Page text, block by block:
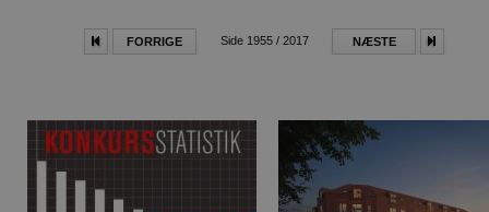
FORRIGE Side 1955 / 2017 NÆSTE